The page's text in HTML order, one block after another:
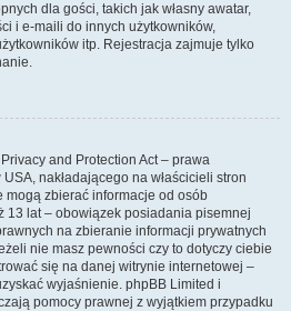
dla gości, takich jak własny awatar,
i e-maili do innych użytkowników,
itp. Rejestracja zajmuje tylko
and Protection Act – prawa
nakładającego na właścicieli stron
zbierać informacje od osób
13 lat – obowiązek posiadania pisemnej
na zbieranie informacji prywatnych
nie masz pewności czy to dotyczy ciebie
się na danej witrynie internetowej –
wyjaśnienie. phpBB Limited i
pomocy prawnej z wyjątkiem przypadku